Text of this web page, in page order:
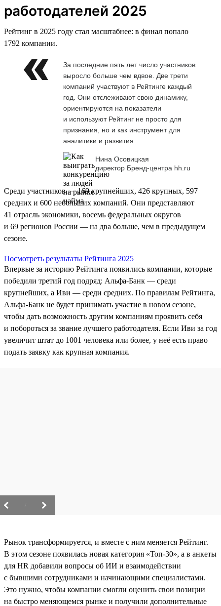
работодателей 2025
Рейтинг в 2025 году стал масштабнее: в финал попало
1792 компании.
За последние пять лет число участников
выросло больше чем вдвое. Две трети
компаний участвуют в Рейтинге каждый
год. Они отслеживают свою динамику,
ориентируются на показатели
и используют Рейтинг не просто для
признания, но и как инструмент для
аналитики и развития
Нина Осовицкая
директор Бренд-центра hh.ru
Среди участников — 169 крупнейших, 426 крупных, 597
средних и 600 небольших компаний. Они представляют
41 отрасль экономики, восемь федеральных округов
и 69 регионов России — на два больше, чем в предыдущем
сезоне.
Посмотреть результаты Рейтинга 2025
Впервые за историю Рейтинга появились компании, которые
победили третий год подряд: Альфа-Банк — среди
крупнейших, а Иви — среди средних. По правилам Рейтинга,
Альфа‑Банк не будет принимать участие в новом сезоне,
чтобы дать возможность другим компаниям проявить себя
и побороться за звание лучшего работодателя. Если Иви за год
увеличит штат до 1001 человека или более, у неё есть право
подать заявку как крупная компания.
Рынок трансформируется, и вместе с ним меняется Рейтинг.
В этом сезоне появилась новая категория «Топ-30», а в анкеты
для HR добавили вопросы об ИИ и взаимодействии
с бывшими сотрудниками и начинающими специалистами.
Это нужно, чтобы компании смогли оценить свои позиции
на быстро меняющемся рынке и получили дополнительные